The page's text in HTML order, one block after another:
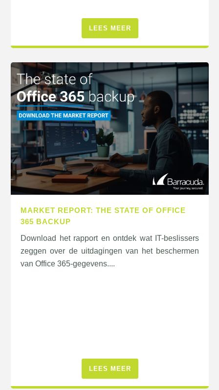
LEES MEER
MARKET REPORT: THE STATE OF OFFICE
365 BACKUP
Download het rapport en ontdek wat IT-beslissers
zeggen over de uitdagingen van het beschermen
van Office 365-gegevens....
LEES MEER